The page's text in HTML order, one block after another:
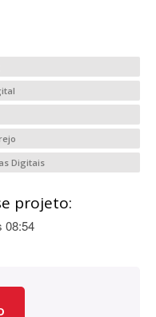
Digitais
projeto:
08:54